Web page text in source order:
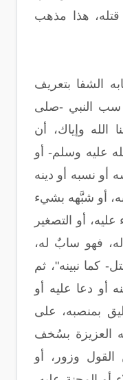
هذا مذهب
الشفا بتعريف
النبي -صلى
الله وإياك، أن
عليه وسلم- أو
أو نسبه أو دينه
أو شبَّهه بشيء
أو التصغير
فهو سابٌ له،
كما نبينه"، ثم
أو دعا عليه أو
بمنصبه، على
العزيزة بسُخف
وزور، أو